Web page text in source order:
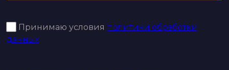
Принимаю условия политики обработки
данных